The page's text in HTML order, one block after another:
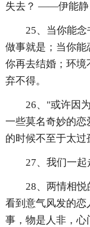
失去？ ——伊能静
25、当你能
做事就是；当你能
你再去结婚；环
弃不得。
26、"或许因
一些莫名奇妙的恋
的时候不至于太过
27、我们一起
28、两情相
看到意气风发的
事，物是人非，心